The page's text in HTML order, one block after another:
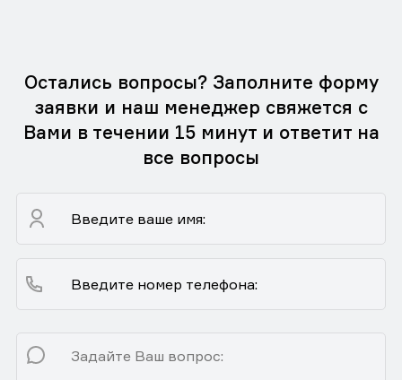
Остались вопросы? Заполните форму
заявки и наш менеджер свяжется с
Вами в течении 15 минут и ответит на
все вопросы